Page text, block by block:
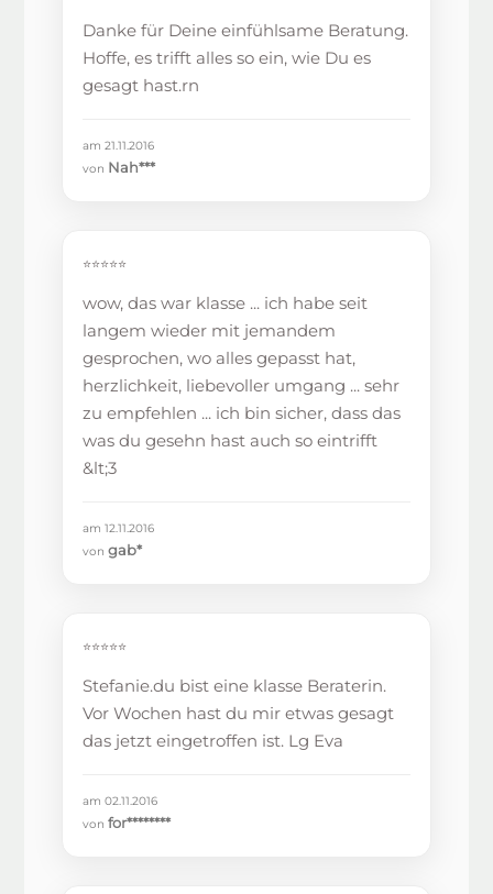
Danke für Deine einfühlsame Beratung.
Hoffe, es trifft alles so ein, wie Du es
gesagt hast.rn
am 21.11.2016
von Nah***
⭐⭐⭐⭐⭐
wow, das war klasse ... ich habe seit
langem wieder mit jemandem
gesprochen, wo alles gepasst hat,
herzlichkeit, liebevoller umgang ... sehr
zu empfehlen ... ich bin sicher, dass das
was du gesehn hast auch so eintrifft
&lt;3
am 12.11.2016
vongab*
⭐⭐⭐⭐⭐
Stefanie.du bist eine klasse Beraterin.
Vor Wochen hast du mir etwas gesagt
das jetzt eingetroffen ist. Lg Eva
am 02.11.2016
vonfor********